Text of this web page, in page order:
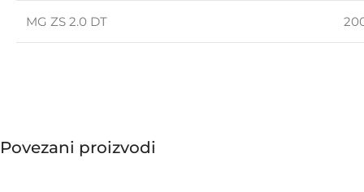
MG ZS 2.0 DT
Povezani proizvodi